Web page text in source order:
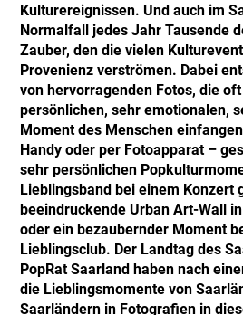
Kulturereignissen. Und auch im
Normalfall jedes Jahr Tausende
Zauber, den die vielen
Provenienz verströmen. Dabei
von hervorragenden Fotos, die
persönlichen, sehr emotionalen,
Moment des Menschen
Handy oder per Fotoapparat –
sehr persönlichen
Lieblingsband bei einem Konzert
beeindruckende Urban Art-Wall
oder ein bezaubernder Moment
Lieblingsclub. Der Landtag des
PopRat Saarland haben nach
die Lieblingsmomente von
Saarländern in Fotografien in